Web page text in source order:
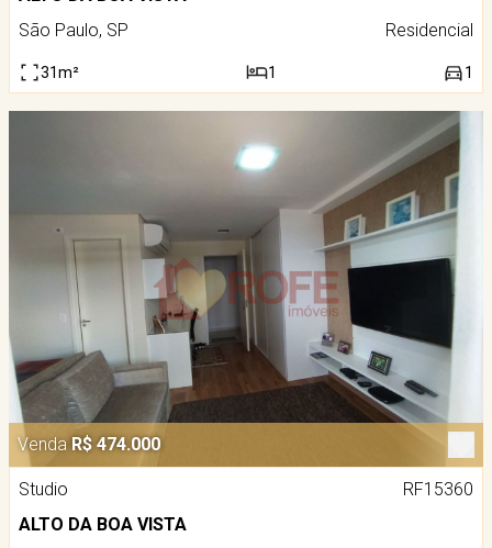
São Paulo, SP
Residencial
31m² 1 1
Venda R$ 474.000
Studio
RF15360
ALTO DA BOA VISTA